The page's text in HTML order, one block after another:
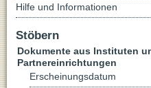
Hilfe und Informationen
Stöbern
Dokumente aus Instituten
Partnereinrichtungen
Erscheinungsdatum